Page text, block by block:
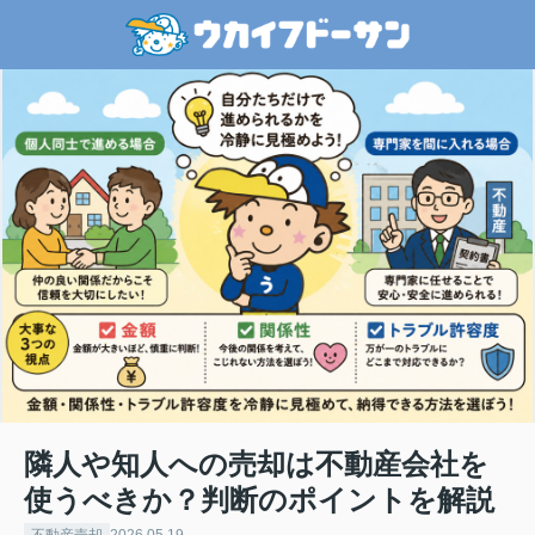
隣人や知人への売却は不動産会社を
使うべきか？判断のポイントを解説